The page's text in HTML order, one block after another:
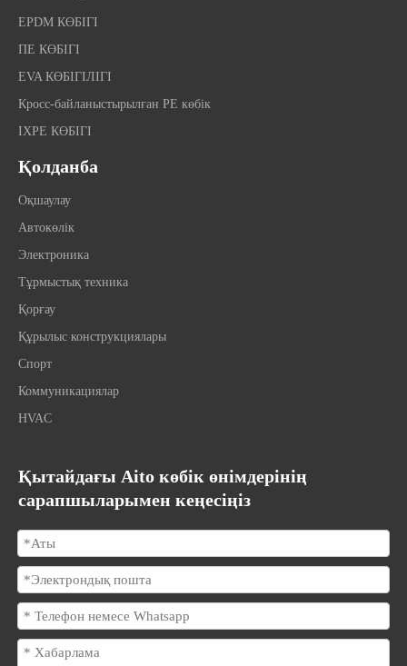
EPDM КӨБІГІ
ПЕ КӨБІГІ
EVA КӨБІГІЛІГІ
Кросс-байланыстырылған PE көбік
IXPE КӨБІГІ
Қолданба
Оқшаулау
Автокөлік
Электроника
Тұрмыстық техника
Қорғау
Құрылыс конструкциялары
Спорт
Коммуникациялар
HVAC
Қытайдағы Aito көбік өнімдерінің
сарапшыларымен кеңесіңіз